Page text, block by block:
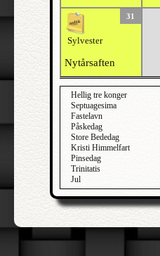
31
Sylvester
Nytårsaften
Hellig tre konger
Septuagesima
Fastelavn
Påskedag
Store Bededag
Kristi Himmelfart
Pinsedag
Trinitatis
Jul